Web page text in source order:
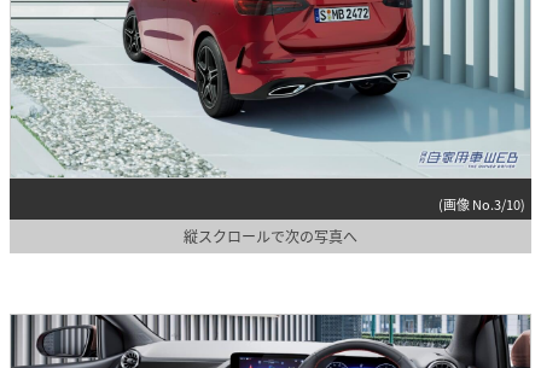
(画像 No.3/10)
縦スクロールで次の写真へ